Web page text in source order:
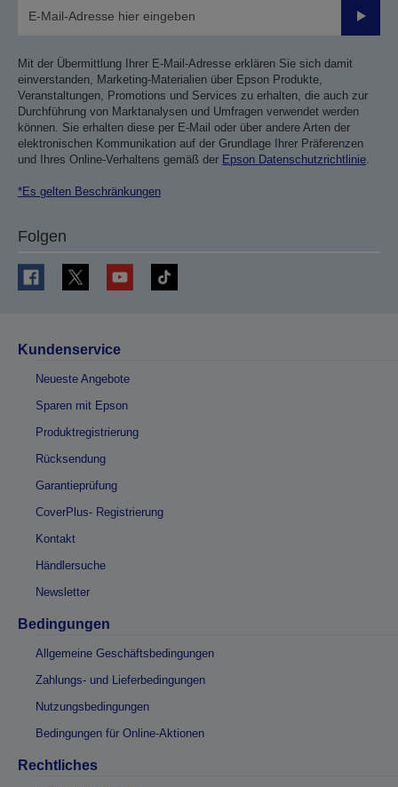
Mit der Übermittlung Ihrer E-Mail-Adresse erklären Sie sich damit
einverstanden, Marketing-Materialien über Epson Produkte,
Veranstaltungen, Promotions und Services zu erhalten, die auch zur
Durchführung von Marktanalysen und Umfragen verwendet werden
können. Sie erhalten diese per E-Mail oder über andere Arten der
elektronischen Kommunikation auf der Grundlage Ihrer Präferenzen
und Ihres Online-Verhaltens gemäß der Epson Datenschutzrichtlinie.
*Es gelten Beschränkungen
Folgen
Kundenservice
Neueste Angebote
Sparen mit Epson
Produktregistrierung
Rücksendung
Garantieprüfung
CoverPlus- Registrierung
Kontakt
Händlersuche
Newsletter
Bedingungen
Allgemeine Geschäftsbedingungen
Zahlungs- und Lieferbedingungen
Nutzungsbedingungen
Bedingungen für Online-Aktionen
Rechtliches